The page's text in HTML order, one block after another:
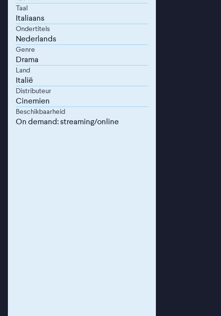
Taal
Italiaans
Ondertitels
Nederlands
Genre
Drama
Land
Italië
Distributeur
Cinemien
Beschikbaarheid
On demand: streaming/online